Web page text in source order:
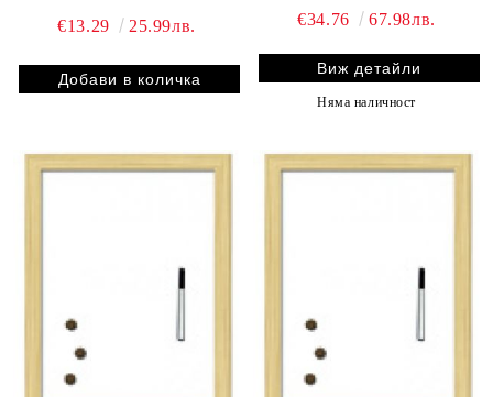
€13.29
25.99лв.
€34.76
67.98лв.
Виж детайли
Няма наличност